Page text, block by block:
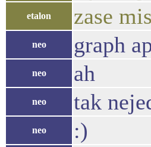
etalon zase
neo graph
neo ah
neo tak
neo :)